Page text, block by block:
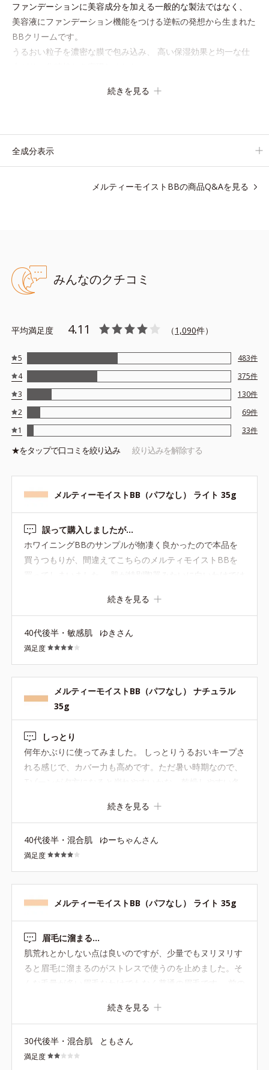
ファンデーションに美容成分を加える一般的な製法ではなく、
美容液にファンデーション機能をつける逆転の発想から生まれた
BBクリームです。
うるおい粒子を濃密な膜で包み込み、 高い保湿効果と均一な仕
ン・コンシーラー・パウダーの6役をこなすので、
＋＋＋
※アレルギーテスト済＝全ての方にアレルギーが起こらないという
ことではありません。
続きを見る
全成分表示
メルティーモイストBBの商品Q&Aを見る
みんなのクチコミ
平均満足度 4.11 （1,090件）
5 483件
4
375件
3
130件
2
69件
1
33件
★をタップで口コミを絞り込み 絞り込みを解除する
メルティーモイストBB（パフなし） ライト 35g
誤って購入しましたが…
ホワイニングBBのサンプルが物凄く良かったので本品を
買うつもりが、間違えてこちらのメルティモイストBBを
買ってしまいました。 肌が特別陶器みたいに白いわけでは
く、BBなんてもってのほかだったのですが、ホワイニン
ぜひ使ってみたかったのです。 ■色・カバー力 こちらのラ
イトは、他のメーカーのBBよりは明るいですが、やはり
黄みがかっているベージュ（一般的な肌の色で更にイエベ
の人には明るいほうなのかも。）の感じで、自分的にはや
や濃い目。首の色と違うので顔がくすんで見えます。 しか
し、ありがたいことにBB特有の「塗ってます！隠してま
みたいにキレイになりますね。 （とは言えアラフォーのク
マは隠れませんので、アイゾーンチューナーで光を飛ばし
ます） ■伸び 良くもないですが、悪くもないです。 ほん
が、もう少しとろっとしているのが理想でした。 ■しっと
上がりになります。 夏場はこのさらっとした感じが嬉しい
かも？ 自分は乾燥肌でもあるので、冬は乾燥が気になりそ
た。 こちらも、塗った感じは毛穴落ちしなさそうです！
落ちるものは塗って30分くらいでもうよれてきてしまうの
で…このさらっと感がいいのでしょうか。 もっと汗かく時
期に使って様子をみたいです。 ■敏感肌への刺激 今のとこ
ろなしです。 軽くて塗ってる感もないので、荒れたらどう
丈夫かなと思っています。
続きを見る
40代後半・敏感肌 ゆきさん
満足度
メルティーモイストBB（パフなし） ナチュラル
35g
しっとり
何年かぶりに使ってみました。 しっとりうるおいキープさ
れる感じで、カバー力も高めです。ただ暑い時期なので、
続きを見る
40代後半・混合肌 ゆーちゃんさん
満足度
メルティーモイストBB（パフなし） ライト 35g
眉毛に溜まる…
肌荒れとかしない点は良いのですが、少量でもヌリヌリす
ると眉毛に溜まるのがストレスで使うのを止めました。そ
方をしても溜まらないので、こちらの製品のテクスチャー
続きを見る
30代後半・混合肌 ともさん
満足度